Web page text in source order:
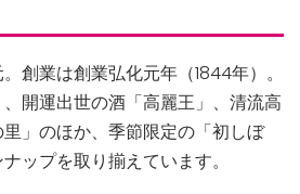
創業は創業弘化元年（1844年）。
開運出世の酒「高麗王」、清流高
」のほか、季節限定の「初しぼ
ップを取り揃えています。